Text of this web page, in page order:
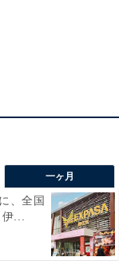
一ヶ月
、全国
...